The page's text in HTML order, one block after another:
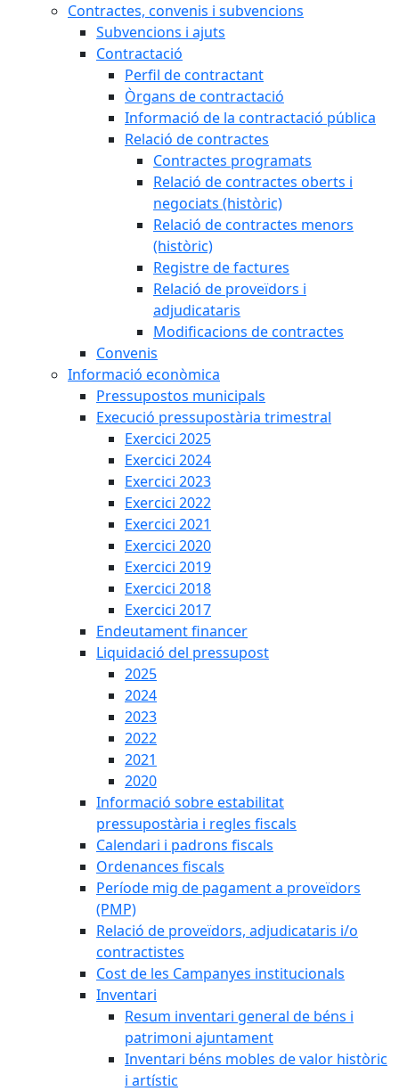
Contractes, convenis i subvencions
Subvencions i ajuts
Contractació
Perfil de contractant
Òrgans de contractació
Informació de la contractació pública
Relació de contractes
Contractes programats
Relació de contractes oberts i
negociats (històric)
Relació de contractes menors
(històric)
Registre de factures
Relació de proveïdors i
adjudicataris
Modificacions de contractes
Convenis
Informació econòmica
Pressupostos municipals
Execució pressupostària trimestral
Exercici 2025
Exercici 2024
Exercici 2023
Exercici 2022
Exercici 2021
Exercici 2020
Exercici 2019
Exercici 2018
Exercici 2017
Endeutament financer
Liquidació del pressupost
2025
2024
2023
2022
2021
2020
Informació sobre estabilitat
pressupostària i regles fiscals
Calendari i padrons fiscals
Ordenances fiscals
Període mig de pagament a proveïdors
(PMP)
Relació de proveïdors, adjudicataris i/o
contractistes
Cost de les Campanyes institucionals
Inventari
Resum inventari general de béns i
patrimoni ajuntament
Inventari béns mobles de valor històric
i artístic